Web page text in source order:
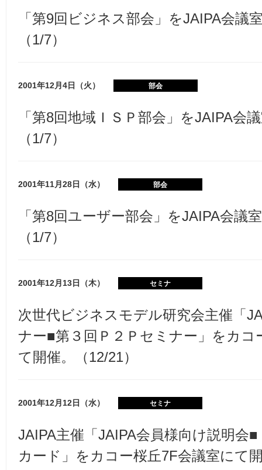
「第9回ビジネス部会」をJAIPA会議
（1/7）
2001年12月4日（火） 部会
「第8回地域ＩＳＰ部会」をJAIPA会
（1/7）
2001年11月28日（水） 部会
「第8回ユーザー部会」をJAIPA会議
（1/7）
2001年12月13日（木） セミナ
次世代ビジネスモデル研究会主催「
ナー■第３回Ｐ２Ｐセミナー」をカコ
て開催。（12/21）
2001年12月12日（水） セミナ
JAIPA主催「JAIPA会員様向け説明会
カード」をカコー桜丘7F会議室にて